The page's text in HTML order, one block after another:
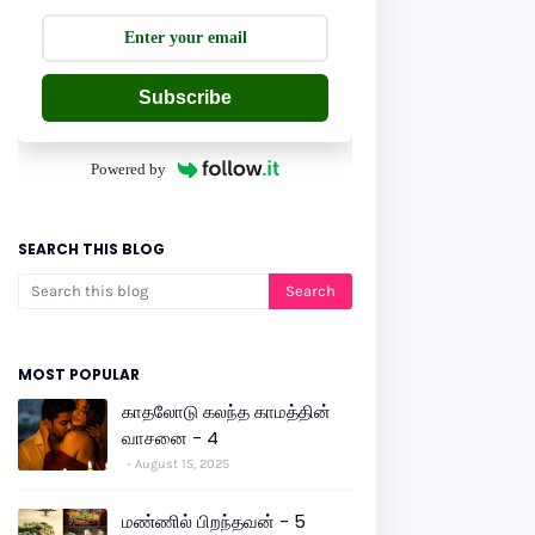
Subscribe
Powered by
SEARCH THIS BLOG
MOST POPULAR
காதலோடு கலந்த காமத்தின்
வாசனை - 4
August 15, 2025
மண்ணில் பிறந்தவன் - 5